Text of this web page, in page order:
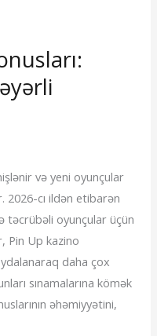
və yeni oyunçular
2026-cı ildən etibarən
təcrübəli oyunçular üçün
Pin Up kazino
daha çox
sınamalarına kömək
əhəmiyyətini,